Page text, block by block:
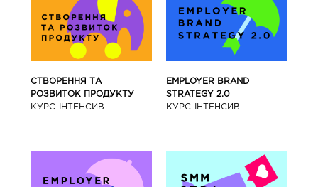
СТВОРЕННЯ ТА
РОЗВИТОК ПРОДУКТУ
КУРС-IНТЕНСИВ
EMPLOYER BRAND
STRATEGY 2.0
КУРС-IНТЕНСИВ